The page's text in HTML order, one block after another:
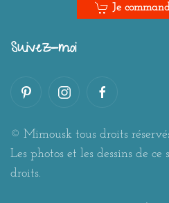
Je
Suivez-moi
© Mimousk tous droits
Les photos et les dessins de
droits.